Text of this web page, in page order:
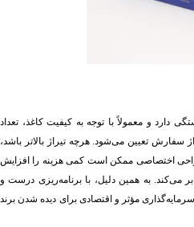
دارد و معمولاً با توجه به کیفیت کاغذ، تعداد
سفارش تعیین می‌شود. هرچه تیراژ بالاتر باشد،
اختصاصی ممکن است کمی هزینه را افزایش
می‌کند. به همین دلیل، با برنامه‌ریزی درست و
مؤثر و اقتصادی برای دیده شدن برند